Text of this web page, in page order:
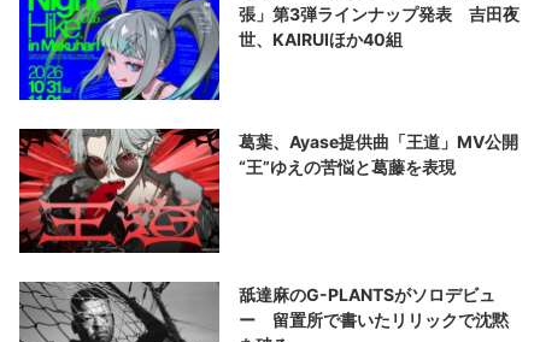
張」第3弾ラインナップ発表 吉田夜
世、KAIRUIほか40組
葛葉、Ayase提供曲「王道」MV公開
“王”ゆえの苦悩と葛藤を表現
舐達麻のG-PLANTSがソロデビュ
ー 留置所で書いたリリックで沈黙